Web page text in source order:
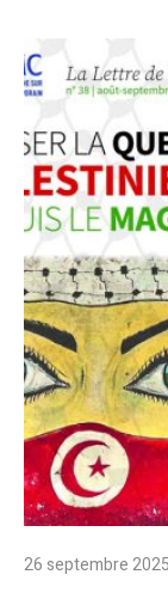
26 septembre 2025